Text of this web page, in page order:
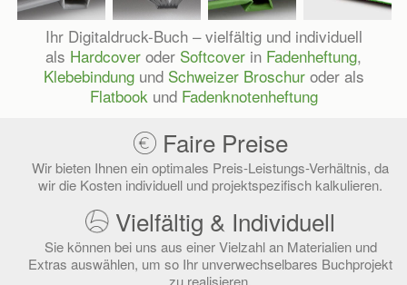
Buch
konfigurieren
Buch
konfigurieren
Buch
konfigurieren
Buch
konfigurieren
Ihr Digitaldruck-Buch – vielfältig und individuell
als Hardcover oder Softcover in Fadenheftung,
Klebebindungund Schweizer Broschuroder als
Flatbookund Fadenknotenheftung
Faire Preise
Wir bieten Ihnen ein optimales Preis-Leistungs-Verhältnis, da
wir die Kosten individuell und projektspezifisch kalkulieren.
Vielfältig & Individuell
Sie können bei uns aus einer Vielzahl an Materialien und
Extras auswählen, um so Ihr unverwechselbares Buchprojekt
zu realisieren.